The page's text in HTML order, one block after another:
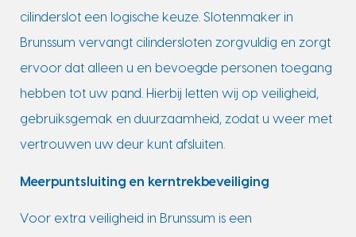
cilinderslot een logische keuze. Slotenmaker in
Brunssum vervangt cilindersloten zorgvuldig en zorgt
ervoor dat alleen u en bevoegde personen toegang
hebben tot uw pand. Hierbij letten wij op veiligheid,
gebruiksgemak en duurzaamheid, zodat u weer met
vertrouwen uw deur kunt afsluiten.
Meerpuntsluiting en kerntrekbeveiliging
Voor extra veiligheid in Brunssum is een